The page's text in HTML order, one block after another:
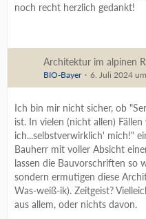
noch recht herzlich gedankt!
Architektur im alpinen
BIO-Bayer 6. Juli 2024
Ich bin mir nicht sicher, ob
ist. In vielen (nicht allen)
ich...selbstverwirklich' mich!"
Bauherr mit voller Absicht
lassen die Bauvorschriften so
sondern ermutigen diese
Was-weiß-ik). Zeitgeist?
aus allem, oder nichts davon.